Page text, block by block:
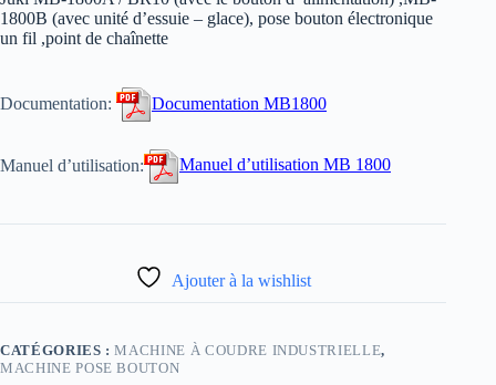
1800B (avec unité d’essuie – glace), pose bouton électronique
un fil ,point de chaînette
Documentation: Documentation MB1800
Manuel d’utilisation: Manuel d’utilisation MB 1800
Ajouter à la wishlist
CATÉGORIES :MACHINE À COUDRE INDUSTRIELLE,
MACHINE POSE BOUTON